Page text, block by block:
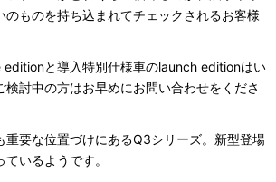
のものを持ち込まれてチェックされるお客様
と導入特別仕様車のlaunch editionはい
検討中の方はお早めにお問い合わせをくださ
要な位置づけにあるQ3シリーズ。新型登場
いるようです。